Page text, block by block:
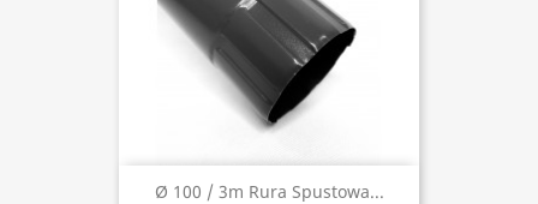
Ø 100 / 3m Rura Spustowa...